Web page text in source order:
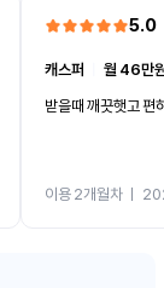
5.0
캐스퍼
월 46만
받을때 깨끗햇고 편
이용 2개월차ㅣ